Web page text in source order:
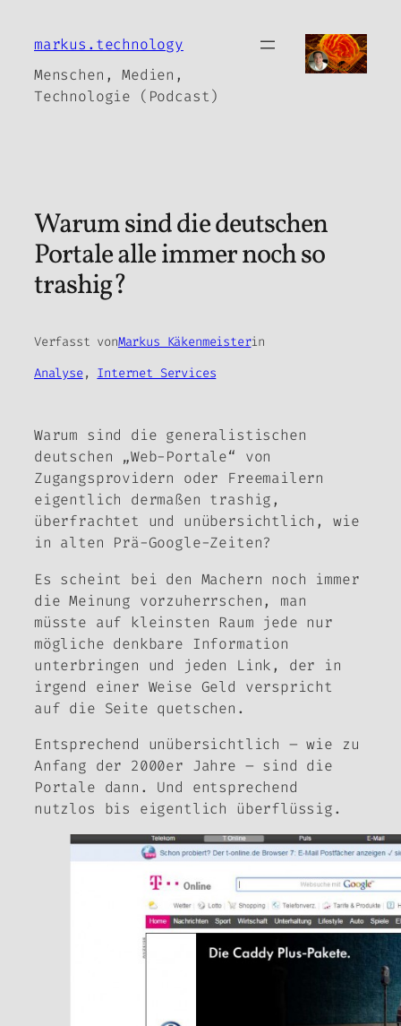
Inhalt
markus.technology
Menschen, Medien,
Technologie (Podcast)
Warum sind die deutschen
Portale alle immer noch so
trashig?
Verfasst vonMarkus Käkenmeisterin
Analyse, Internet Services
Warum sind die generalistischen
deutschen „Web-Portale“ von
Zugangsprovidern oder Freemailern
eigentlich dermaßen trashig,
überfrachtet und unübersichtlich, wie
in alten Prä-Google-Zeiten?
Es scheint bei den Machern noch immer
die Meinung vorzuherrschen, man
müsste auf kleinsten Raum jede nur
mögliche denkbare Information
unterbringen und jeden Link, der in
irgend einer Weise Geld verspricht
auf die Seite quetschen.
Entsprechend unübersichtlich – wie zu
Anfang der 2000er Jahre – sind die
Portale dann. Und entsprechend
nutzlos bis eigentlich überflüssig.